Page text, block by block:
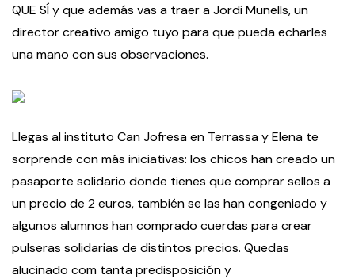
QUE SÍ y que además vas a traer a Jordi Munells, un
director creativo amigo tuyo para que pueda echarles
una mano con sus observaciones.
Llegas al instituto Can Jofresa en Terrassa y Elena te
sorprende con más iniciativas: los chicos han creado un
pasaporte solidario donde tienes que comprar sellos a
un precio de 2 euros, también se las han congeniado y
algunos alumnos han comprado cuerdas para crear
pulseras solidarias de distintos precios. Quedas
alucinado com tanta predisposición y